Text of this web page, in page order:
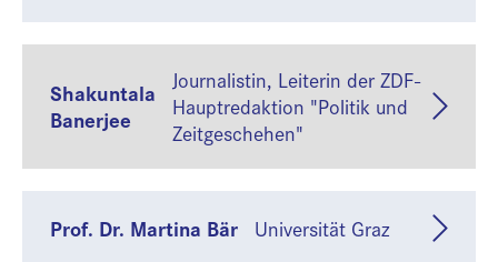
Shakuntala
Banerjee
Journalistin, Leiterin der ZDF-
Hauptredaktion "Politik und
Zeitgeschehen"
Prof. Dr. Martina Bär Universität Graz